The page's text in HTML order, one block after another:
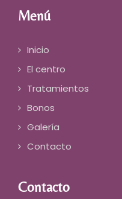
Menú
Inicio
El centro
Tratamientos
Bonos
Galería
Contacto
Contacto